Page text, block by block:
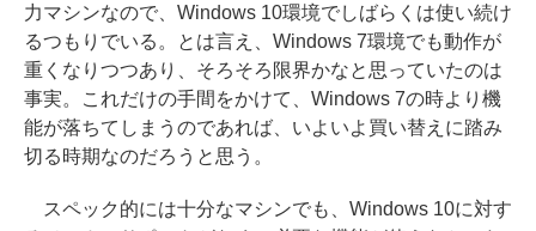
力マシンなので、Windows 10環境でしばらくは使い続け
るつもりでいる。とは言え、Windows 7環境でも動作が
重くなりつつあり、そろそろ限界かなと思っていたのは
事実。これだけの手間をかけて、Windows 7の時より機
能が落ちてしまうのであれば、いよいよ買い替えに踏み
切る時期なのだろうと思う。
スペック的には十分なマシンでも、Windows 10に対す